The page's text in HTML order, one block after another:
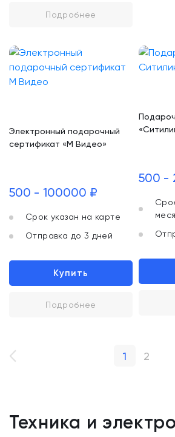
Подробнее
Электронный подарочный
сертификат «М Видео»
500 - 100000 ₽
Срок указан на карте
Отправка до 3 дней
Купить
Подробнее
500 -
1 2
Техника и